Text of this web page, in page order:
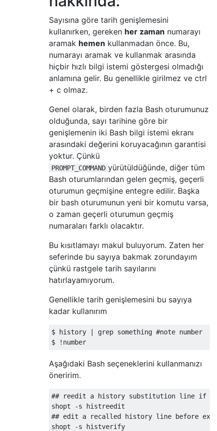
Sayısına göre tarih genişlemesini
kullanırken, gereken her zaman numarayı
aramak hemen kullanmadan önce. Bu,
numarayı aramak ve kullanmak arasında
hiçbir hızlı bilgi istemi göstergesi olmadığı
anlamına gelir. Bu genellikle girilmez ve ctrl
+ c olmaz.
Genel olarak, birden fazla Bash oturumunuz
olduğunda, sayı tarihine göre bir
genişlemenin iki Bash bilgi istemi ekranı
arasındaki değerini koruyacağının garantisi
yoktur. Çünkü
PROMPT_COMMAND yürütüldüğünde, diğer tüm
Bash oturumlarından gelen geçmiş, geçerli
oturumun geçmişine entegre edilir. Başka
bir bash oturumunun yeni bir komutu varsa,
o zaman geçerli oturumun geçmiş
numaraları farklı olacaktır.
Bu kısıtlamayı makul buluyorum. Zaten her
seferinde bu sayıya bakmak zorundayım
çünkü rastgele tarih sayılarını
hatırlayamıyorum.
Genellikle tarih genişlemesini bu sayıya
kadar kullanırım
$ history | grep something #note number
$
! number
Aşağıdaki Bash seçeneklerini kullanmanızı
öneririm.
## reedit a history substitution line if
shopt
-s histreedit
## edit a recalled history line before
shopt
-s histverify